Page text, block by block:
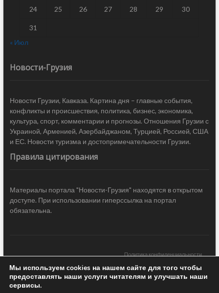
24 25 26 27 28 29 30
31
« Июл
Новости-Грузия
Новости Грузии, Кавказа. Картина дня – главные события,
конфликты и происшествия, политика, бизнес, экономика,
культура, спорт, комментарии и прогнозы. Отношения Грузии с
Украиной, Арменией, Азербайджаном, Турцией, Россией, США
и ЕС. Новости туризма и достопримечательности Грузии.
Правила цитирования
Материалы портала "Новости-Грузия" находятся в открытом
доступе. При использовании гиперссылка на портал
обязательна.
Политика конфиденциальности
Новости Грузии| Black Sea Press LTD © 2020 All Rights Reserved /
Design & development —
Мы используем cookies на нашем сайте для того чтобы
предоставлять наши услуги читателям и улучшать наши
сервисы.